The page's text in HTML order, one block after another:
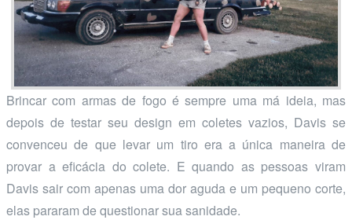
Brincar com armas de fogo é sempre uma má ideia, mas
depois de testar seu design em coletes vazios, Davis se
convenceu de que levar um tiro era a única maneira de
provar a eficácia do colete. E quando as pessoas viram
Davis sair com apenas uma dor aguda e um pequeno corte,
elas pararam de questionar sua sanidade.